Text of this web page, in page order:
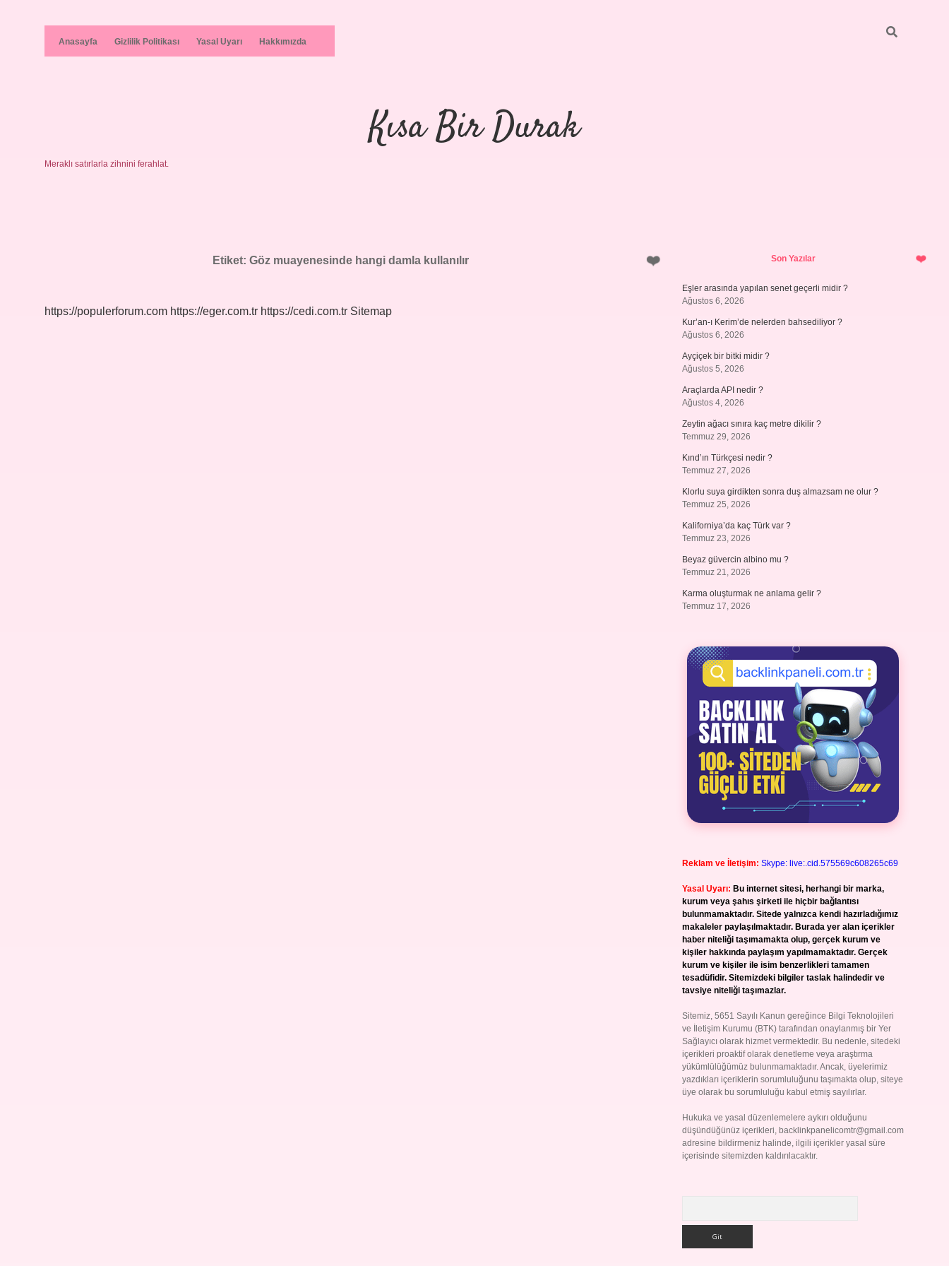
Anasayfa Gizlilik Politikası Yasal Uyarı Hakkımızda
Kısa Bir Durak
Meraklı satırlarla zihnini ferahlat.
Etiket:Göz muayenesinde hangi damla kullanılır
https://populerforum.com https://eger.com.tr https://cedi.com.tr Sitemap
SidebarSon Yazılar
Eşler arasında yapılan senet geçerli midir ?
Ağustos 6, 2026
Kur’an-ı Kerim’de nelerden bahsediliyor ?
Ağustos 6, 2026
Ayçiçek bir bitki midir ?
Ağustos 5, 2026
Araçlarda API nedir ?
Ağustos 4, 2026
Zeytin ağacı sınıra kaç metre dikilir ?
Temmuz 29, 2026
Kınd’ın Türkçesi nedir ?
Temmuz 27, 2026
Klorlu suya girdikten sonra duş almazsam ne olur ?
Temmuz 25, 2026
Kaliforniya’da kaç Türk var ?
Temmuz 23, 2026
Beyaz güvercin albino mu ?
Temmuz 21, 2026
Karma oluşturmak ne anlama gelir ?
Temmuz 17, 2026
Reklam ve İletişim: Skype: live:.cid.575569c608265c69
Yasal Uyarı: Bu internet sitesi, herhangi bir marka,
kurum veya şahıs şirketi ile hiçbir bağlantısı
bulunmamaktadır. Sitede yalnızca kendi hazırladığımız
makaleler paylaşılmaktadır. Burada yer alan içerikler
haber niteliği taşımamakta olup, gerçek kurum ve
kişiler hakkında paylaşım yapılmamaktadır. Gerçek
kurum ve kişiler ile isim benzerlikleri tamamen
tesadüfidir. Sitemizdeki bilgiler taslak halindedir ve
tavsiye niteliği taşımazlar.
Sitemiz, 5651 Sayılı Kanun gereğince Bilgi Teknolojileri
ve İletişim Kurumu (BTK) tarafından onaylanmış bir Yer
Sağlayıcı olarak hizmet vermektedir. Bu nedenle, sitedeki
içerikleri proaktif olarak denetleme veya araştırma
yükümlülüğümüz bulunmamaktadır. Ancak, üyelerimiz
yazdıkları içeriklerin sorumluluğunu taşımakta olup, siteye
üye olarak bu sorumluluğu kabul etmiş sayılırlar.
Hukuka ve yasal düzenlemelere aykırı olduğunu
düşündüğünüz içerikleri, backlinkpanelicomtr@gmail.com
adresine bildirmeniz halinde, ilgili içerikler yasal süre
içerisinde sitemizden kaldırılacaktır.